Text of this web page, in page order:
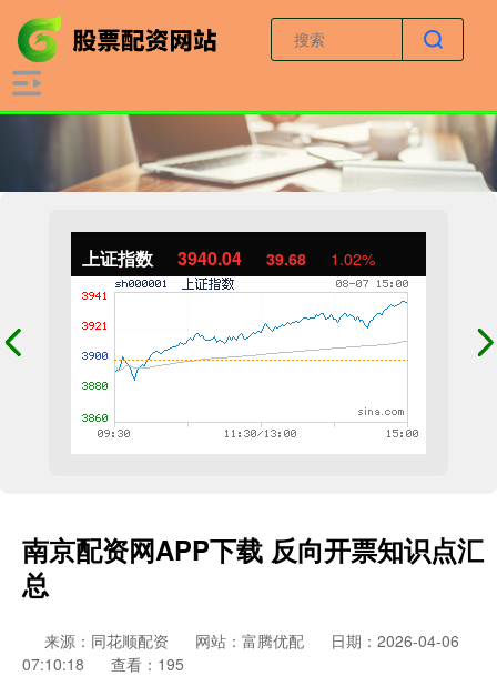
上证指数 3940.04 39.68 1.02%
南京配资网APP下载 反向开票知识点汇
总
来源：同花顺配资 网站：富腾优配
日期：2026-04-06
07:10:18
查看：195